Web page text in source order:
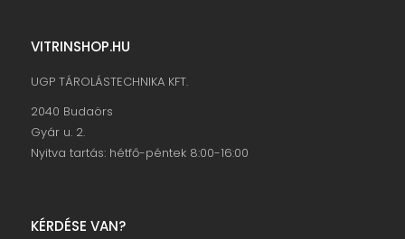
VITRINSHOP.HU
UGP TÁROLÁSTECHNIKA KFT.
2040 Budaörs
Gyár u. 2.
Nyitva tartás: hétfő-péntek 8:00-16:00
KÉRDÉSE VAN?